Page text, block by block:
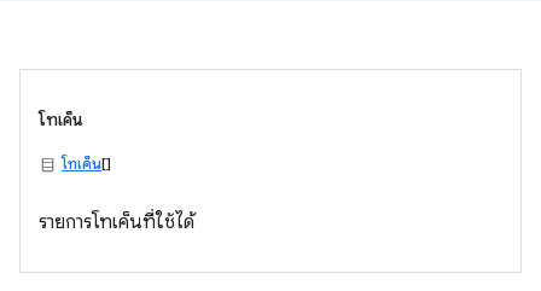
โทเค็น
โทเค็น[]
รายการโทเค็นที่ใช้ได้